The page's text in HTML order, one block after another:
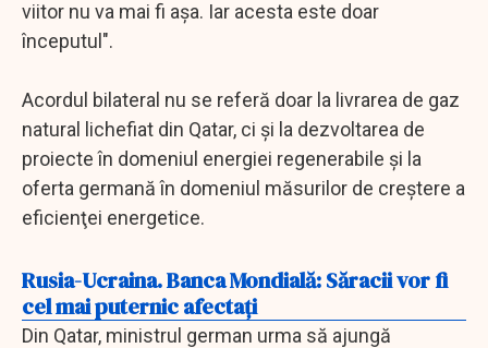
viitor nu va mai fi aşa. Iar acesta este doar
începutul".
Acordul bilateral nu se referă doar la livrarea de gaz
natural lichefiat din Qatar, ci şi la dezvoltarea de
proiecte în domeniul energiei regenerabile şi la
oferta germană în domeniul măsurilor de creştere a
eficienţei energetice.
Rusia-Ucraina. Banca Mondială: Săracii vor fi
cel mai puternic afectaţi
Din Qatar, ministrul german urma să ajungă